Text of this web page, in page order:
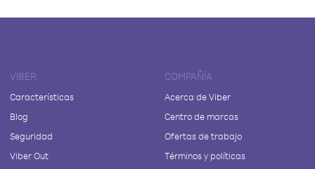
VIBER
Características
Blog
Seguridad
Viber Out
COMPAÑÍA
Acerca de Viber
Centro de marcas
Ofertas de trabajo
Términos y políticas